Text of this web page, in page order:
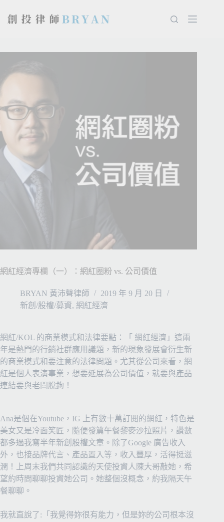
網紅經濟專欄（一）：網紅圈粉 vs. 公司價值
BRYAN 黃沛聲律師
2019 年 9 月 20 日
新創/股權/募資, 網紅經濟
網紅/KOL 的商業模式和法律要點：「 網紅經濟 」這兩
年是熱門的行銷社群應用議題，新的現象發展會衍生新
的商業模式和要注意的法律問題。尤其從公司來看，網
紅是個人表演事業，想要延展為公司價值，就要與產品
連結要與老闆脫鉤 ！
Ana是個在Youtube，IG 上有數十萬訂閱的網紅，特色是
美女又是冷面笑匠，隨便發篇午餐黎麥沙拉照片，讚數
都多過我寫半年新創股權文章。除了Google 廣告收入
外，也接品牌代言、產品置入等，收入豐厚，活得挺滋
潤！上周末我們共同認識的天使投資人陳大哥敲她，希
望約時間聊聊投資她公司。她整個沒概念，約我隔天午
餐聊聊。
我就直說了:「我覺得妳很有能力，但是妳的公司根本沒